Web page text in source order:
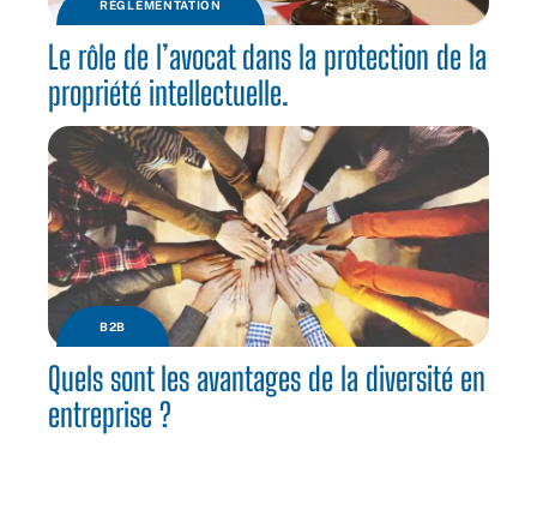
RÉGLEMENTATION
Le rôle de l’avocat dans la protection de la
propriété intellectuelle.
B2B
Quels sont les avantages de la diversité en
entreprise ?